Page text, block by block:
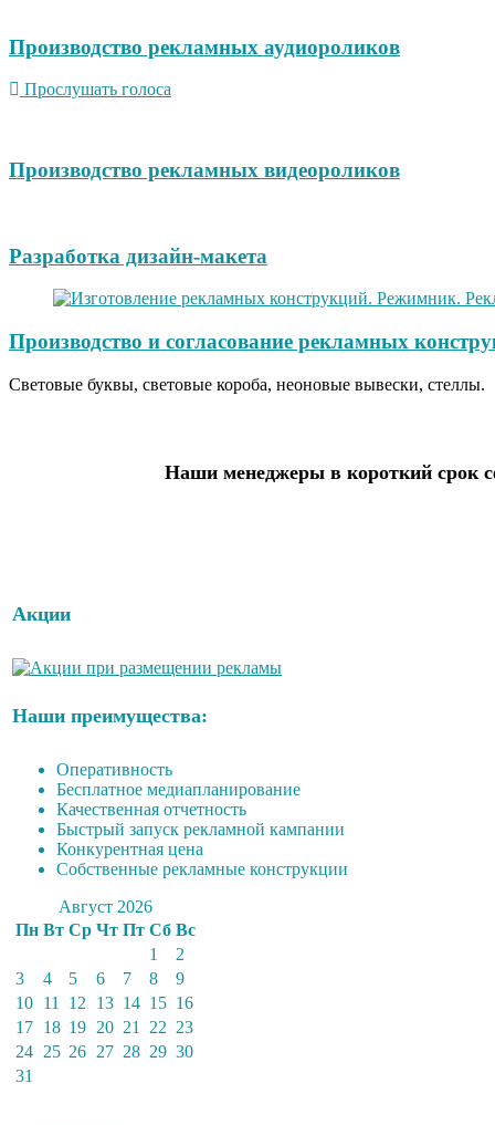
Производство рекламных аудиороликов
Прослушать голоса
Производство рекламных видеороликов
Разработка дизайн-макета
Производство и согласование рекламных
Световые буквы, световые короба, неоновые вывески, стеллы.
Наши менеджеры в короткий срок
Акции
Наши преимущества:
Оперативность
Бесплатное медиапланирование
Качественная отчетность
Быстрый запуск рекламной кампании
Конкурентная цена
Собственные рекламные конструкции
Август 2026
Пн Вт Ср Чт Пт Сб Вс
1
2
3
4 5 6 7 8
9
10 11 12 13 14 15 16
17 18 19 20 21 22 23
24 25 26 27 28 29 30
31